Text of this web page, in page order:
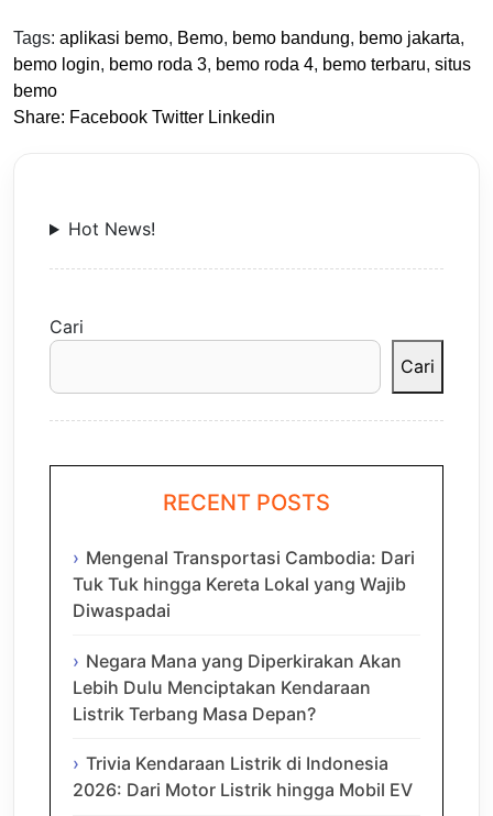
Tags: aplikasi bemo, Bemo, bemo bandung, bemo jakarta,
bemo login, bemo roda 3, bemo roda 4, bemo terbaru, situs
bemo
Share: Facebook Twitter Linkedin
Hot News!
Cari
Cari
RECENT POSTS
Mengenal Transportasi Cambodia: Dari
Tuk Tuk hingga Kereta Lokal yang Wajib
Diwaspadai
Negara Mana yang Diperkirakan Akan
Lebih Dulu Menciptakan Kendaraan
Listrik Terbang Masa Depan?
Trivia Kendaraan Listrik di Indonesia
2026: Dari Motor Listrik hingga Mobil EV